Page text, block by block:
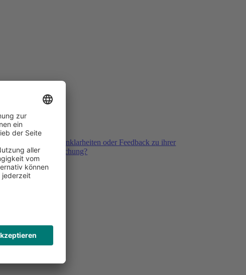
Feedback
Sie haben Fragen, Unklarheiten oder Feedback zu ihrer
zurückliegenden Buchung?